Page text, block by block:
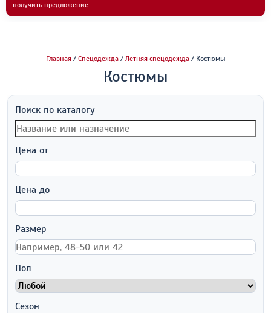
получить предложение
Главная/ Спецодежда/ Летняя спецодежда/ Костюмы
Костюмы
Поиск по каталогу
Цена от
Цена до
Размер
Пол
Сезон